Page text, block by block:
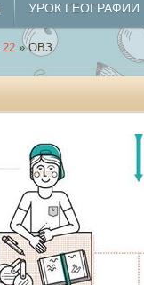
УРОК ГЕОГРАФИИ
22 » ОВЗ